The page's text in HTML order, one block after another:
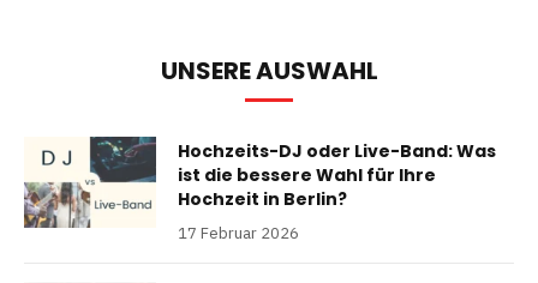
UNSERE AUSWAHL
Hochzeits-DJ oder Live-Band: Was
ist die bessere Wahl für Ihre
Hochzeit in Berlin?
17 Februar 2026